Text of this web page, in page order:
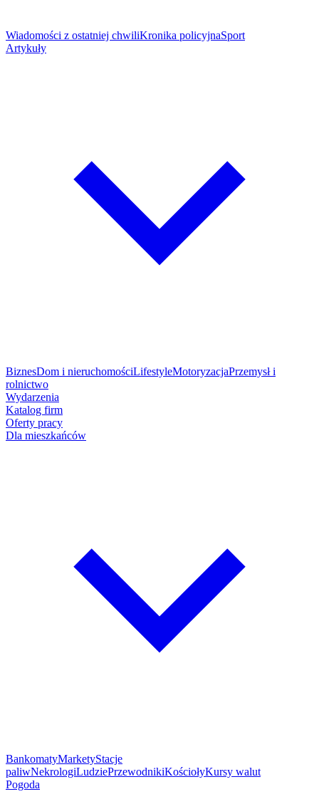
Wiadomości z ostatniej chwiliKronika policyjnaSport
Artykuły
BiznesDom i nieruchomościLifestyleMotoryzacjaPrzemysł i
rolnictwo
Wydarzenia
Katalog firm
Oferty pracy
Dla mieszkańców
BankomatyMarketyStacje
paliwNekrologiLudziePrzewodnikiKościołyKursy walut
Pogoda